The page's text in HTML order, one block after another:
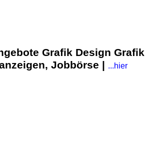
Grafik Design Grafik
Jobbörse | ...hier